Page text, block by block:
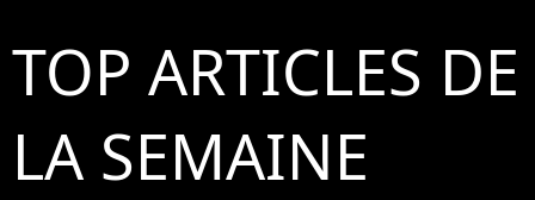
TOP ARTICLES DE
LA SEMAINE